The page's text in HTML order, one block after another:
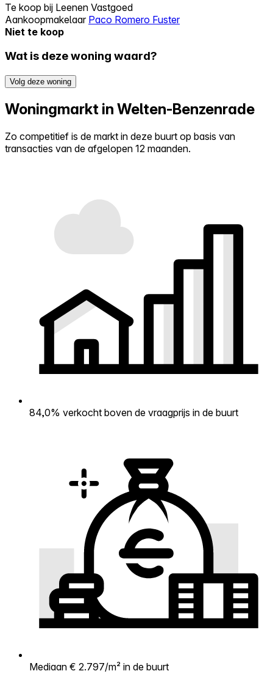
Te koop bij Leenen Vastgoed
Aankoopmakelaar Paco Romero Fuster
Niet te koop
Wat is deze woning waard?
Volg deze woning
Woningmarkt in Welten-Benzenrade
Zo competitief is de markt in deze buurt op basis van
transacties van de afgelopen 12 maanden.
84,0% verkocht boven de vraagprijs in de buurt
Mediaan € 2.797/m² in de buurt